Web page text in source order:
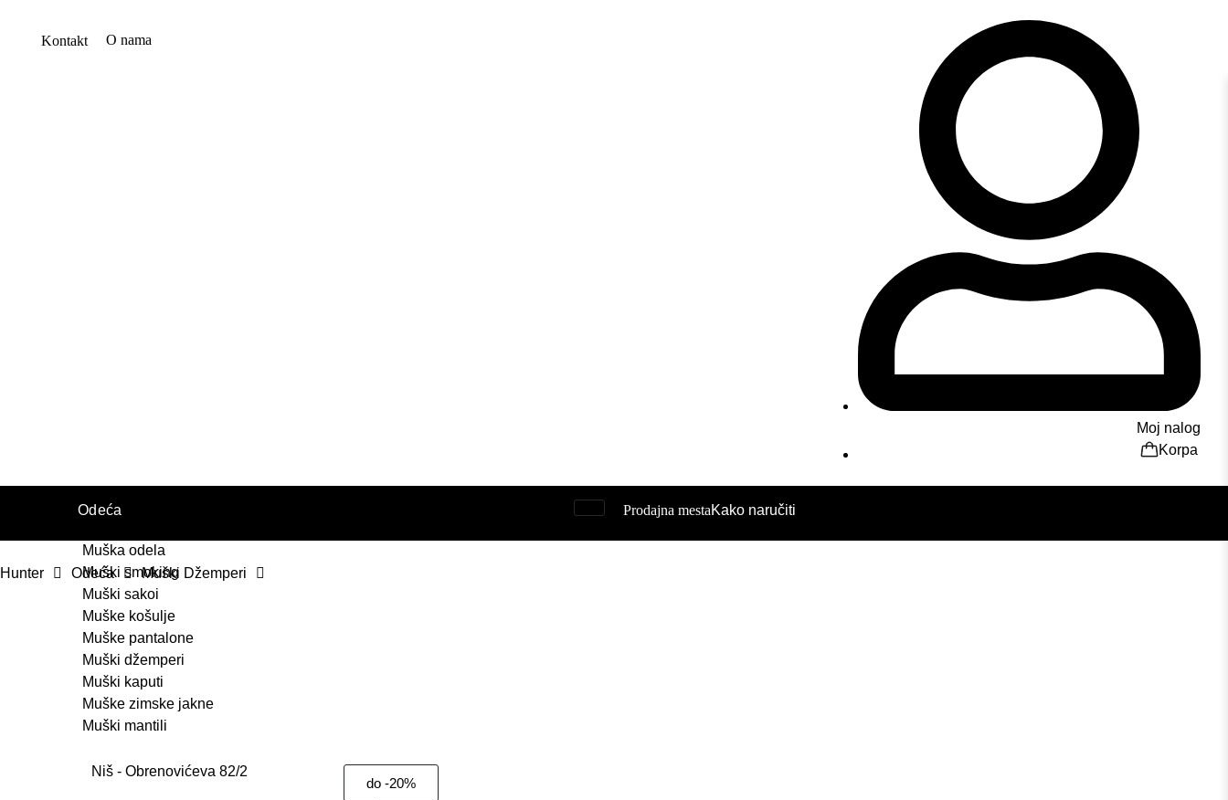
Kontakt O nama
Moj nalog
Korpa
Odeća
Muška odela
Muški smoking
Muški sakoi
Muške košulje
Muške pantalone
Muški džemperi
Muški kaputi
Muške zimske jakne
Muški mantili
Niš - Obrenovićeva 82/2
do -20%
Prodajna mestaKako naručiti
Hunter Odeća Muški Džemperi